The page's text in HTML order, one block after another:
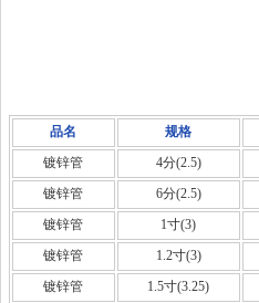
品名 规格
镀锌管
4分(2.5)
镀锌管
6分(2.5)
镀锌管
1寸(3)
镀锌管
1.2寸(3)
镀锌管
1.5寸(3.25)